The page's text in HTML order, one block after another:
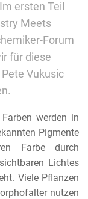
ersten Teil
Meets
Forum
für diese
Vukusic
werden in
Pigmente
Farbe durch
Lichtes
Viele Pflanzen
nutzen